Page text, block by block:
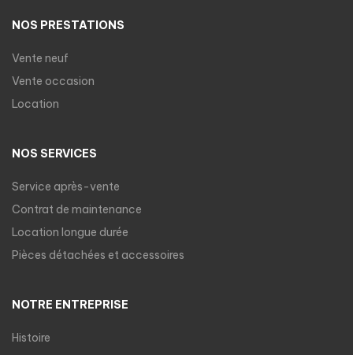
NOS PRESTATIONS
Vente neuf
Vente occasion
Location
NOS SERVICES
Service après-vente
Contrat de maintenance
Location longue durée
Pièces détachées et accessoires
NOTRE ENTREPRISE
Histoire